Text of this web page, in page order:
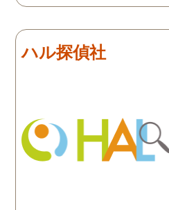
感情が表に出すぎてしまう
ださったので安心して悩み
を話せました。他はどうか
た私のケアをしっかりして
くださったおかげで、今は
元気に過ごせています。
ハル探偵社